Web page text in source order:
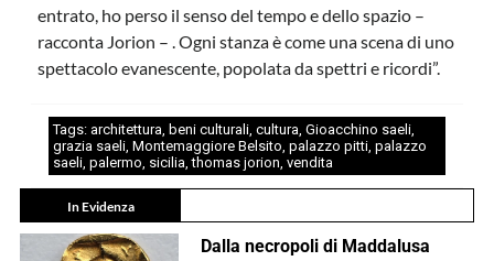
entrato, ho perso il senso del tempo e dello spazio –
racconta Jorion – . Ogni stanza è come una scena di uno
spettacolo evanescente, popolata da spettri e ricordi”.
Tags: architettura, beni culturali, cultura, Gioacchino saeli,
grazia saeli, Montemaggiore Belsito, palazzo pitti, palazzo
saeli, palermo, sicilia,thomas jorion, vendita
In Evidenza
Dalla necropoli di Maddalusa